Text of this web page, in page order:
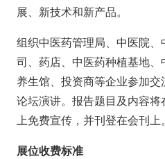
展、新技术和新产品。
组织中医药管理局、中医院
司、药店、中医药种植基地、
养生馆、投资商等企业参加
论坛演讲。报告题目及内容
上免费宣传，并刊登在会刊上。
展位收费标准